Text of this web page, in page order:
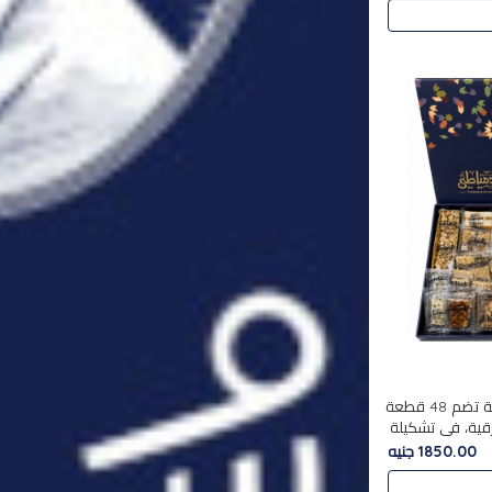
استمتع بتجربة فاخرة مع علبة تضم 48 قطعة
في تشكيلة
1850.00 جنيه